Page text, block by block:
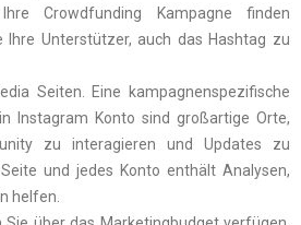
Crowdfunding Kampagne finden
Ihre Unterstützer, auch das Hashtag zu
Seiten. Eine kampagnenspezifische
Instagram Konto sind großartige Orte,
zu interagieren und Updates zu
und jedes Konto enthält Analysen,
helfen.